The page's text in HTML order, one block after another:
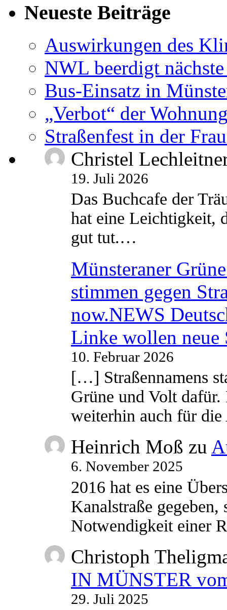
Neueste Beiträge
Auswirkungen des
NWL beerdigt
Bus-Einsatz in
„Verbot“ der
Straßenfest in der
Christel
19. Juli 2026
Das Buchcafe der
hat eine Leichtigkeit,
gut tut.…
Münsteraner
stimmen gegen
now.NEWS
Linke wollen neue
10. Februar 2026
[…] Straßennamens
Grüne und Volt
weiterhin auch für
Heinrich Moß zu
6. November 2025
2016 hat es eine
Kanalstraße
Notwendigkeit einer
Christoph
IN MÜNSTER
29. Juli 2025